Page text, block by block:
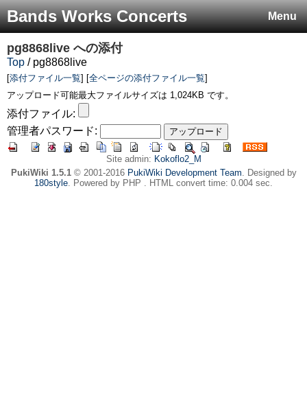
Menu
Bands Works Concerts
pg8868live への添付
Top / pg8868live
[添付ファイル一覧] [全ページの添付ファイル一覧]
アップロード可能最大ファイルサイズは 1,024KB です。
添付ファイル:
管理者パスワード:
Site admin: Kokoflo2_M
PukiWiki 1.5.1© 2001-2016 PukiWiki Development Team. Designed by
180style. Powered by PHP . HTML convert time: 0.004 sec.